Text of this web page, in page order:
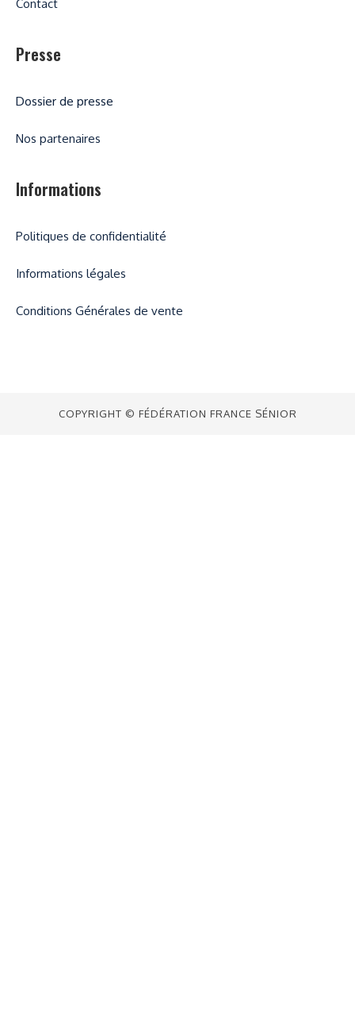
Contact
Presse
Dossier de presse
Nos partenaires
Informations
Politiques de confidentialité
Informations légales
Conditions Générales de vente
COPYRIGHT © FÉDÉRATION FRANCE SÉNIOR